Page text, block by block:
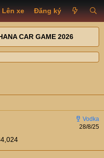
Lên xe Đăng ký
CAR GAME 2026
28/8/25